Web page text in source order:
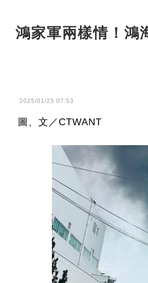
鴻家軍兩樣情！
2025/01/25 07:53
圖、文／CTWANT